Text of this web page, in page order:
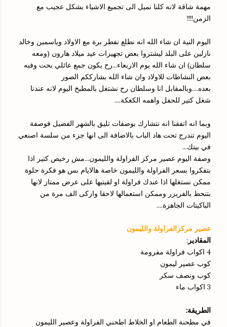
مهمة شاقة لانه كلنا نميل الى تجميع الاشياء بشكل عجيب مع
الزمن!!!!
اليوم النية ان شاء الله انه نطلع نفطر برة مع الاولاد وياسمين وخالد
نازلين على البلد ليشتروا بعض تجهيزات عيد ميلاد هارون (ومعه
سلطان) ان شاء الله يوم الاربعاء...رح يكون جمع عائلي بحت وفبه
بعض النشاطات للاولاد وان شاء الله بشارككم الصور
بعده....وبالمقابل انا وسلطان رح نشتغل بالمطبخ اليوم لانه عندنا
شغل كتير للحفل واهمه الكعكة....
وبما انه اتفقنا انه نتشارك بوصفات تليق بالشهر الفضيل فوصفة
اليوم تندرج تحت هاد الباب بالاضافة الى انها جزء من سلسة اصنعي
في بيتك...
وصفة اليوم عصير مركز الفراولة والليمون...مش رخيص كتير اذا
بتفكروا بسعر الفراولة والليمون خاصة هالايام بس هو فكرة حلوة
ممكن نستغلها اذا عندك فراولة او لقيتيها على عرض ممتاز لانها
بتنحط بالفريزر وممكن استعمالها لاحقا وازكى الف مرة من
الباكيتات الجاهزة....
عصير مركزالفراولة والليمون
المقادير :
4 اكواب فراولة مفرومة
كوب عصير ليمون
كوب ونصف سكر
3 اكواب ماء
الطريقة:
في مطحنة الطعام او الخلاط اطحني الفراولة وعصير الليمون